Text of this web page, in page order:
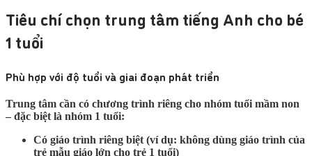
Tiêu chí chọn trung tâm tiếng Anh cho bé
1 tuổi
Phù hợp với độ tuổi và giai đoạn phát triển
Trung tâm cần có chương trình riêng cho nhóm tuổi mầm non
– đặc biệt là nhóm 1 tuổi:
Có giáo trình riêng biệt (ví dụ: không dùng giáo trình của
trẻ mẫu giáo lớn cho trẻ 1 tuổi)